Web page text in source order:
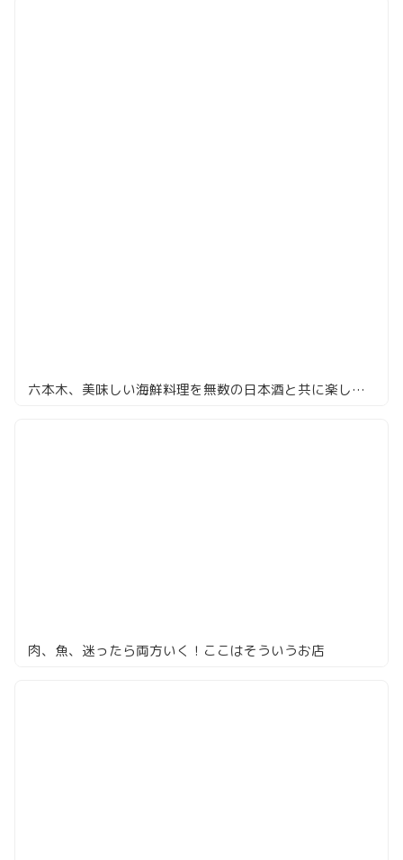
六本木、美味しい海鮮料理を無数の日本酒と共に楽しめる隠れ家的居酒屋「酒呑(ささの)」
肉、魚、迷ったら両方いく！ここはそういうお店